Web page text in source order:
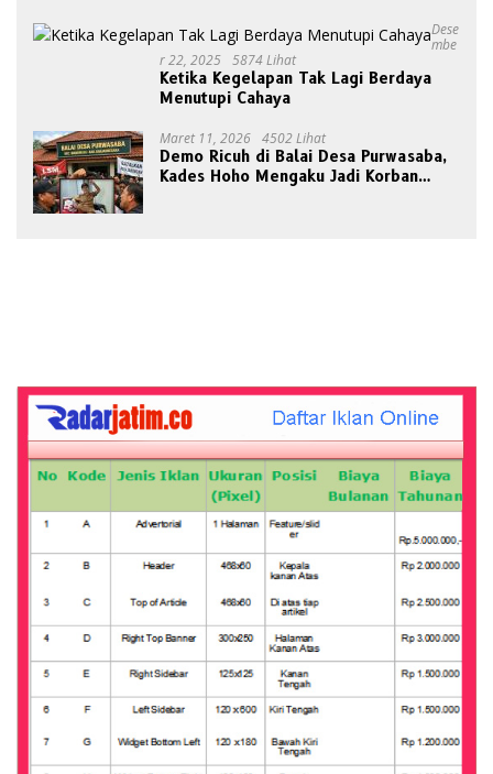
Dese
Mbe
R 22, 2025 5874 Lihat
Ketika Kegelapan Tak Lagi Berdaya
Menutupi Cahaya
Maret 11, 2026 4502 Lihat
Demo Ricuh di Balai Desa Purwasaba,
Kades Hoho Mengaku Jadi Korban